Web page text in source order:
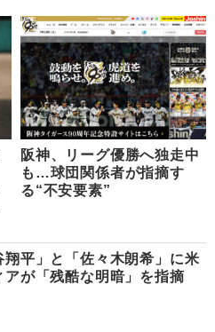
阪神、リーグ優勝へ独走中
も…球団関係者が指摘す
る“不安要素”
翔平」と「佐々木朗希」に米
アが「残酷な明暗」を指摘